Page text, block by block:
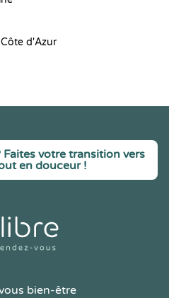
d'Azur
votre transition vers
en douceur !
bien-être